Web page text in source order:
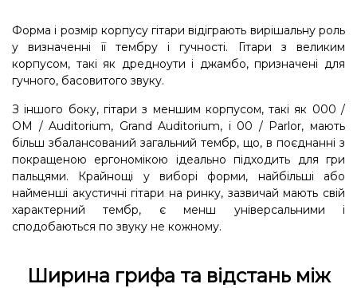
Форма і розмір корпусу гітари відіграють вирішальну роль
у визначенні її тембру і гучності. Гітари з великим
корпусом, такі як дредноути і джамбо, призначені для
гучного, басовитого звуку.
З іншого боку, гітари з меншим корпусом, такі як 000 /
OM / Auditorium, Grand Auditorium, і 00 / Parlor, мають
більш збалансований загальний тембр, що, в поєднанні з
покращеною ергономікою ідеально підходить для гри
пальцями. Крайнощі у виборі форми, найбільші або
найменші акустичні гітари на ринку, зазвичай мають свій
характерний тембр, є менш універсальними і
сподобаються по звуку не кожному.
Ширина грифа та відстань між